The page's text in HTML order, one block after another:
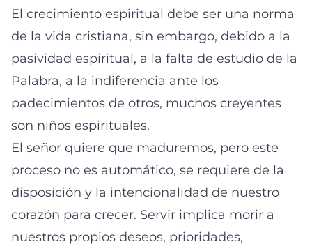
El crecimiento espiritual debe ser una norma
de la vida cristiana, sin embargo, debido a la
pasividad espiritual, a la falta de estudio de la
Palabra, a la indiferencia ante los
padecimientos de otros, muchos creyentes
son niños espirituales.
El señor quiere que maduremos, pero este
proceso no es automático, se requiere de la
disposición y la intencionalidad de nuestro
corazón para crecer. Servir implica morir a
nuestros propios deseos, prioridades,